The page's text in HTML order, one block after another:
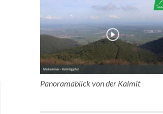
Panoramablick von der Kalmit